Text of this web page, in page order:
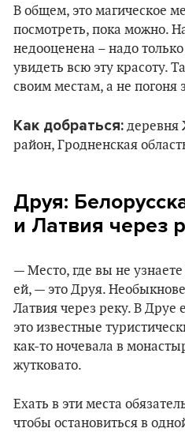
В общем, это магическое
посмотреть, пока можно.
недооценена – надо
увидеть всю эту красоту.
своим местам, а не погоня
Как добраться: деревня
район, Гродненская
Друя:
и Латвия через
— Место, где вы не
ей, — это Друя.
Латвия через реку. В Друе
это известные
как-то ночевала в
жутковато.
Ехать в эти места
чтобы остановиться в